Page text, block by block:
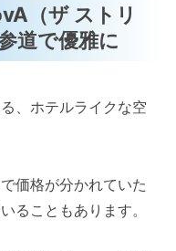
（ザ ストリ
道で優雅に
、ホテルライクな空
価格が分かれていた
ることもあります。